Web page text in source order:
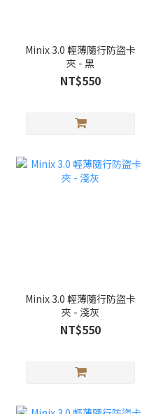
Minix 3.0 輕薄隨行防盜卡
夾 - 黑
NT$550
Minix 3.0 輕薄隨行防盜卡
夾 - 淺灰
NT$550